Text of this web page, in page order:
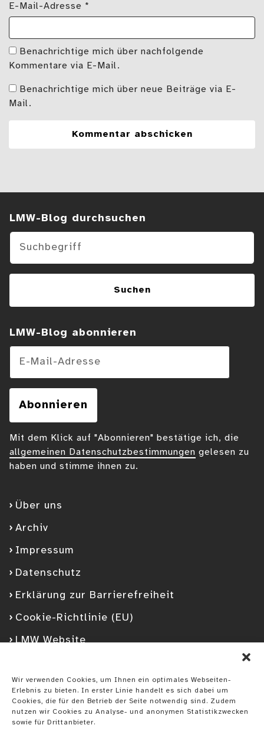
Wir verwenden Cookies, um Ihnen ein optimales Webseiten-
Erlebnis zu bieten. In erster Linie handelt es sich dabei um
Cookies, die für den Betrieb der Seite notwendig sind. Zudem
nutzen wir Cookies zu Analyse- und anonymen Statistikzwecken
sowie für Drittanbieter.
E-Mail-Adresse *
Benachrichtige mich über nachfolgende
Kommentare via E-Mail.
Benachrichtige mich über neue Beiträge via E-
Mail.
Über uns
Archiv
Impressum
Datenschutz
Erklärung zur Barrierefreiheit
Cookie-Richtlinie (EU)
LMW Website
FacebookGoogleplusYouTubeInstagramSpotify
LMW-Blog abonnieren
Mit dem Klick auf "Abonnieren" bestätige ich, die
allgemeinen Datenschutzbestimmungen gelesen zu
haben und stimme ihnen zu.
E-Mail-Adresse
Abonnieren
Suchen im Blog
LMW-Blog durchsuchen
Suchen